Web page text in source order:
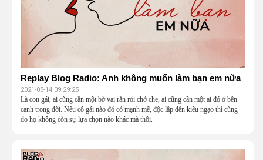
Replay Blog Radio: Anh không muốn làm bạn em nữa
2021-05-14 09:29:25
Là con gái, ai cũng cần một bờ vai rắn rỏi chở che, ai cũng cần một ai đó ở bên
cạnh trong đời. Nếu cô gái nào đó có mạnh mẽ, độc lập đến kiêu ngạo thì cũng
do họ không còn sự lựa chọn nào khác mà thôi.